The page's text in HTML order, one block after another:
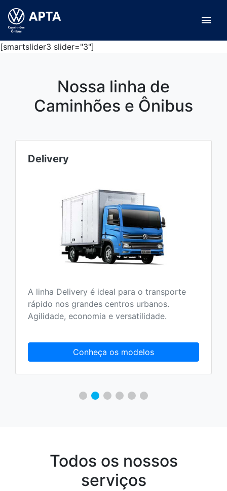
menu
[smartslider3 slider="3"]
Nossa linha de
Caminhões e Ônibus
Delivery
A linha Delivery é ideal para o transporte
rápido nos grandes centros urbanos.
Agilidade, economia e versatilidade.
Conheça os modelos
Todos os nossos
serviços